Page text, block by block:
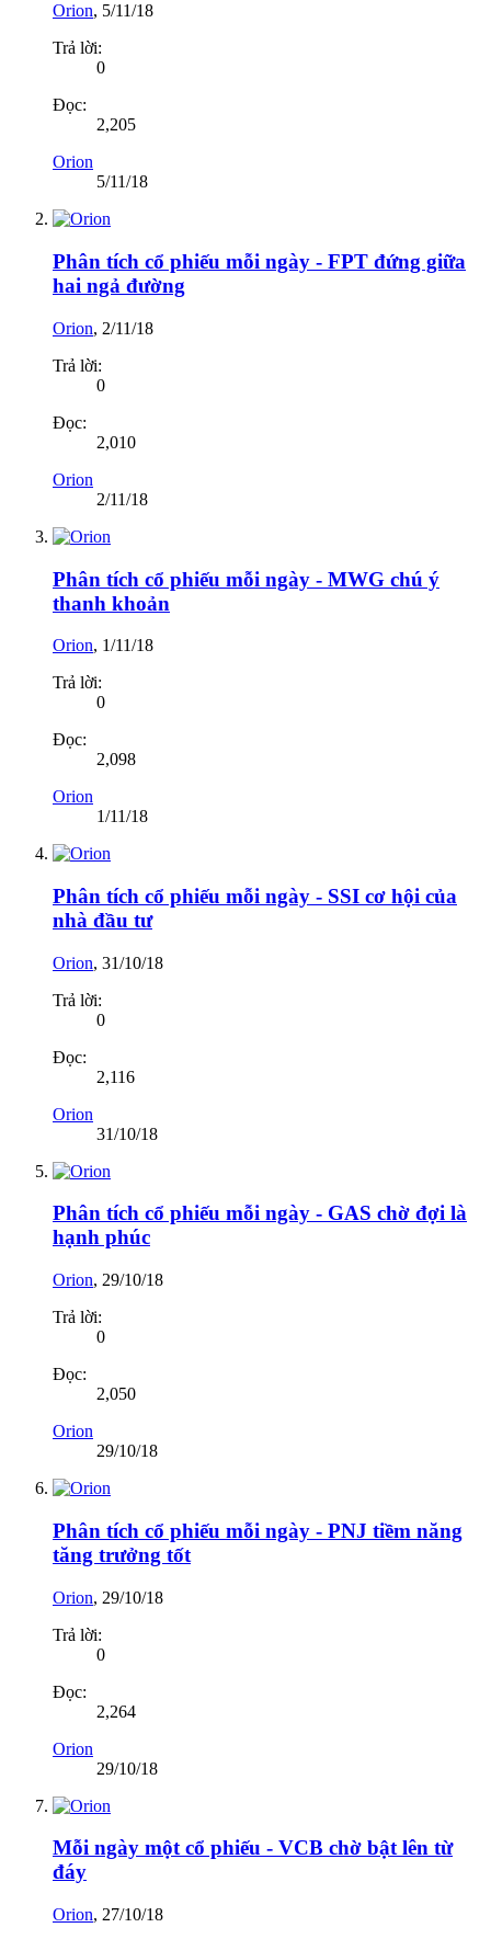
Orion, 5/11/18
Trả lời:
0
Đọc:
2,205
Orion
5/11/18
Phân tích cổ phiếu mỗi ngày - FPT đứng giữa
hai ngả đường
Orion, 2/11/18
Trả lời:
0
Đọc:
2,010
Orion
2/11/18
Phân tích cổ phiếu mỗi ngày - MWG chú ý
thanh khoản
Orion, 1/11/18
Trả lời:
0
Đọc:
2,098
Orion
1/11/18
Phân tích cổ phiếu mỗi ngày - SSI cơ hội của
nhà đầu tư
Orion, 31/10/18
Trả lời:
0
Đọc:
2,116
Orion
31/10/18
Phân tích cổ phiếu mỗi ngày - GAS chờ đợi là
hạnh phúc
Orion, 29/10/18
Trả lời:
0
Đọc:
2,050
Orion
29/10/18
Phân tích cổ phiếu mỗi ngày - PNJ tiềm năng
tăng trưởng tốt
Orion, 29/10/18
Trả lời:
0
Đọc:
2,264
Orion
29/10/18
Mỗi ngày một cổ phiếu - VCB chờ bật lên từ
đáy
Orion, 27/10/18